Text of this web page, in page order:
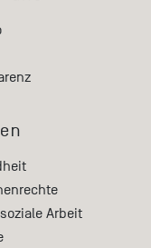
Arbeit